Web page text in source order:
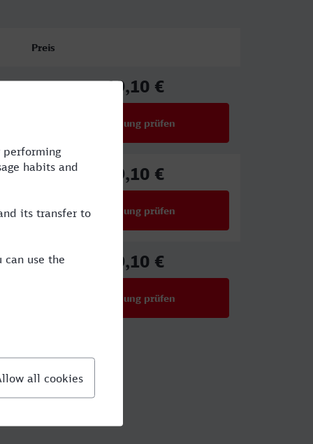
Preis
19,10 €
Verbindung prüfen
19,10 €
Verbindung prüfen
19,10 €
Verbindung prüfen